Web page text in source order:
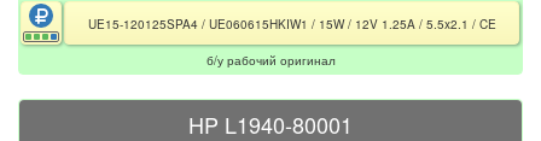
UE15-120125SPA4 / UE060615HKIW1 / 15W / 12V 1.25A / 5.5x2.1 / CE
б/у рабочий оригинал
HP L1940-80001